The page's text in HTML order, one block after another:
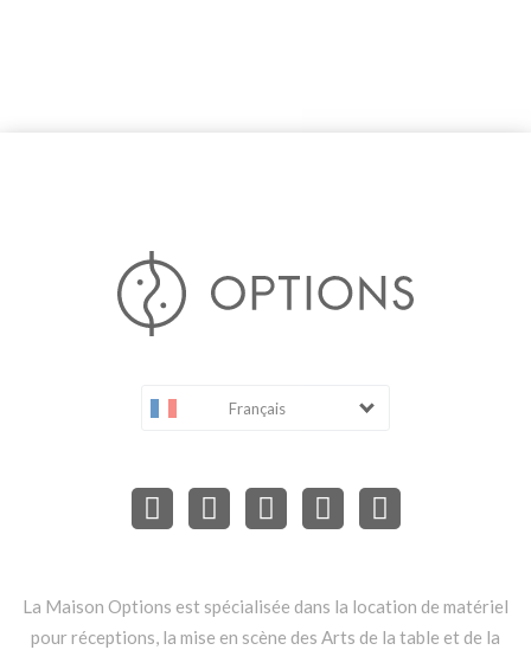
Français
La Maison Options est spécialisée dans la location de matériel
pour réceptions, la mise en scène des Arts de la table et de la